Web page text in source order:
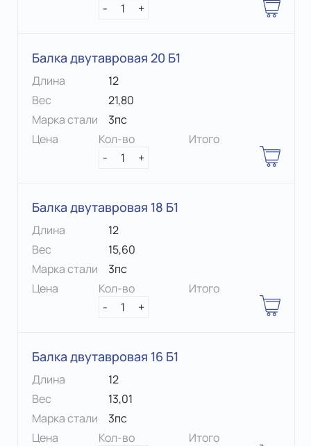
-
1 +
Балка двутавровая 20 Б1
Длина
12
Вес
21,80
Марка стали
3пс
Цена
Кол-во
-
1 +
Итого
Балка двутавровая 18 Б1
Длина
12
Вес
15,60
Марка стали
3пс
Цена
Кол-во
-
1 +
Итого
Балка двутавровая 16 Б1
Длина
12
Вес
13,01
Марка стали
3пс
Цена
Кол-во Итого